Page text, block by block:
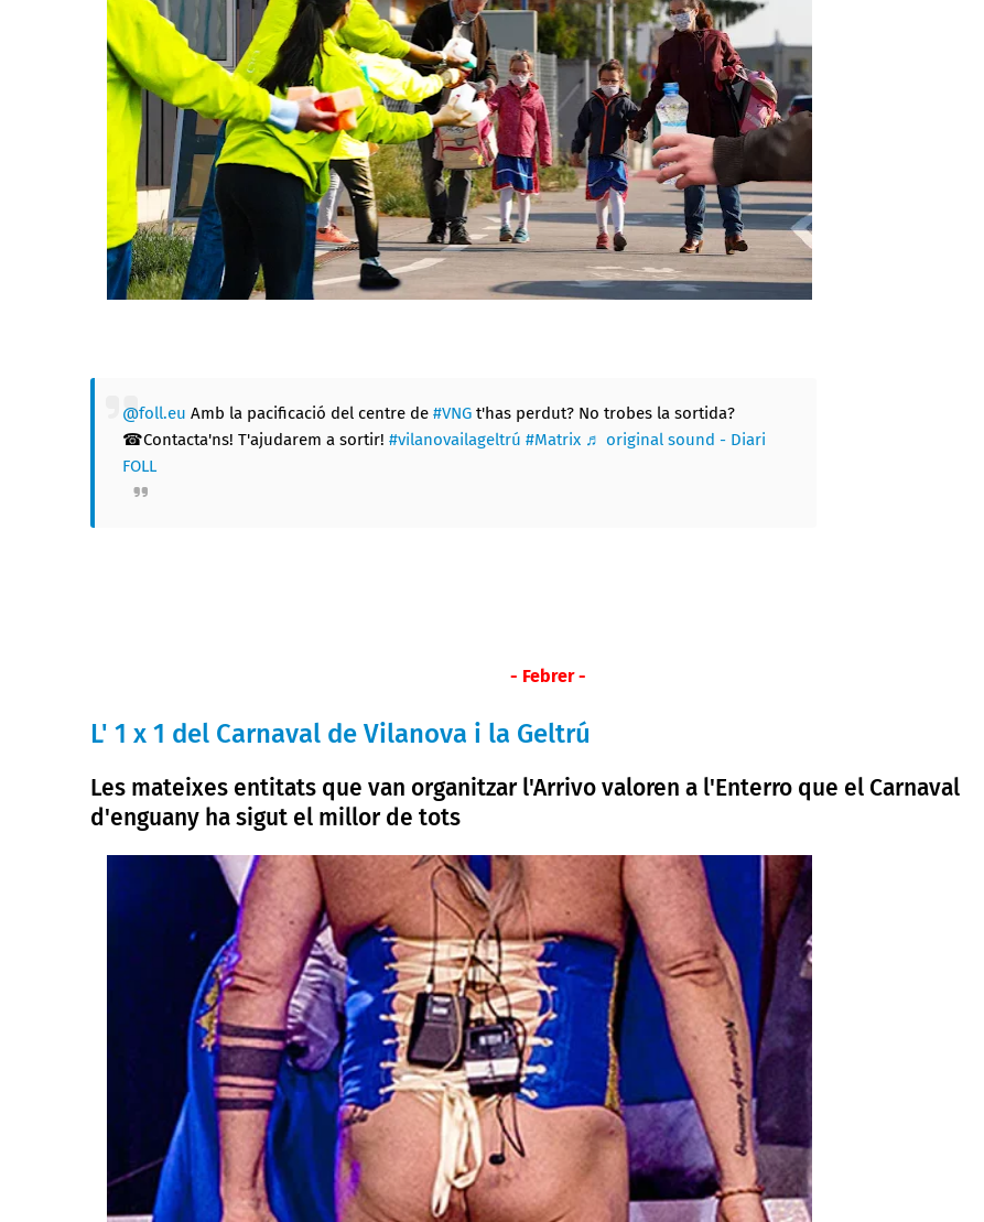
@foll.eu Amb la pacificació del centre de #VNG t'has perdut? No trobes la sortida?
☎Contacta'ns! T'ajudarem a sortir! #vilanovailageltrú #Matrix ♬ original sound - Diari
FOLL
- Febrer -
L' 1 x 1 del Carnaval de Vilanova i la Geltrú
Les mateixes entitats que van organitzar l'Arrivo valoren a l'Enterro que el Carnaval
d'enguany ha sigut el millor de tots